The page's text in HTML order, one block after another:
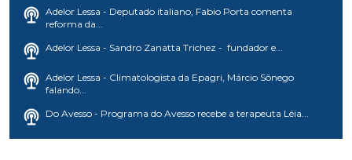
Adelor Lessa - Deputado italiano, Fabio Porta comenta
reforma da...
Adelor Lessa - Sandro Zanatta Trichez - fundador e...
Adelor Lessa - Climatologista da Epagri, Márcio Sônego
falando...
Do Avesso - Programa do Avesso recebe a terapeuta Léia...